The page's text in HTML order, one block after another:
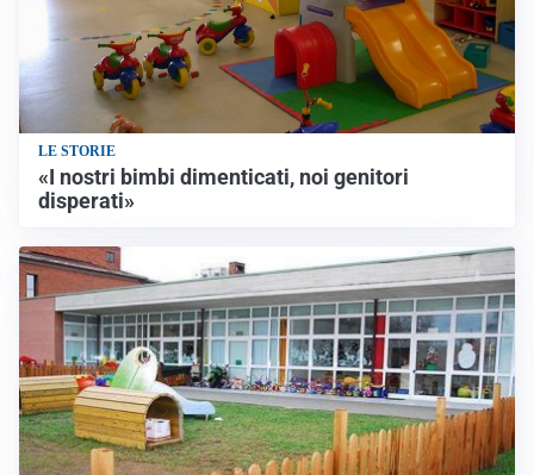
LE STORIE
«I nostri bimbi dimenticati, noi genitori
disperati»